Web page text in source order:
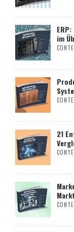
im
21